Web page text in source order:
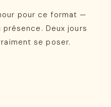
pour ce format —
présence. Deux jours
se poser.